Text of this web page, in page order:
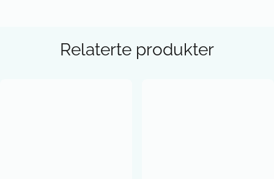
Relaterte produkter